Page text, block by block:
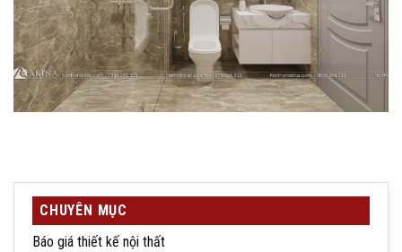
CHUYÊN MỤC
Báo giá thiết kế nội thất